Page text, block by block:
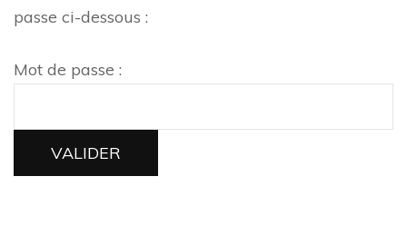
passe ci-dessous :
Mot de passe :